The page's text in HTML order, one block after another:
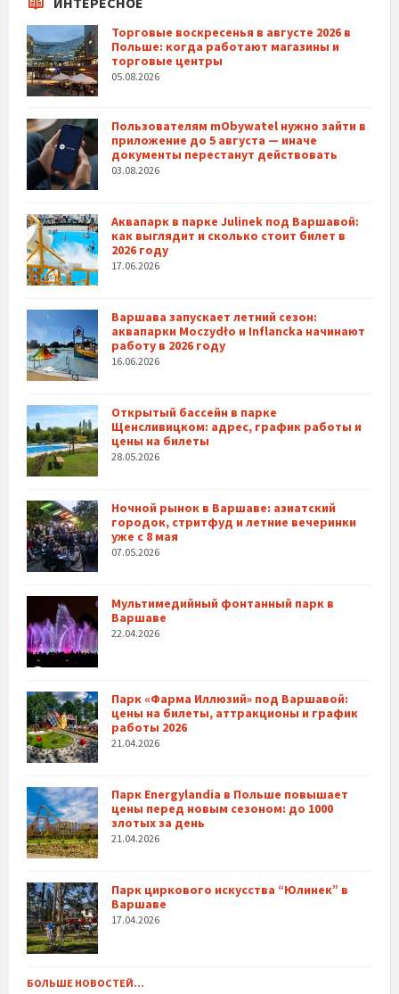
Торговые воскресенья в августе 2026 в
Польше: когда работают магазины и
торговые центры
05.08.2026
Пользователям mObywatel нужно зайти в
приложение до 5 августа — иначе
документы перестанут действовать
03.08.2026
Аквапарк в парке Julinek под Варшавой:
как выглядит и сколько стоит билет в
2026 году
17.06.2026
Варшава запускает летний сезон:
аквапарки Moczydło и Inflancka начинают
работу в 2026 году
16.06.2026
Открытый бассейн в парке
Щенсливицком: адрес, график работы и
цены на билеты
28.05.2026
Ночной рынок в Варшаве: азиатский
городок, стритфуд и летние вечеринки
уже с 8 мая
07.05.2026
Мультимедийный фонтанный парк в
Варшаве
22.04.2026
Парк «Фарма Иллюзий» под Варшавой:
цены на билеты, аттракционы и график
работы 2026
21.04.2026
Парк Energylandia в Польше повышает
цены перед новым сезоном: до 1000
злотых за день
21.04.2026
Парк циркового искусства “Юлинек” в
Варшаве
17.04.2026
БОЛЬШЕ НОВОСТЕЙ...